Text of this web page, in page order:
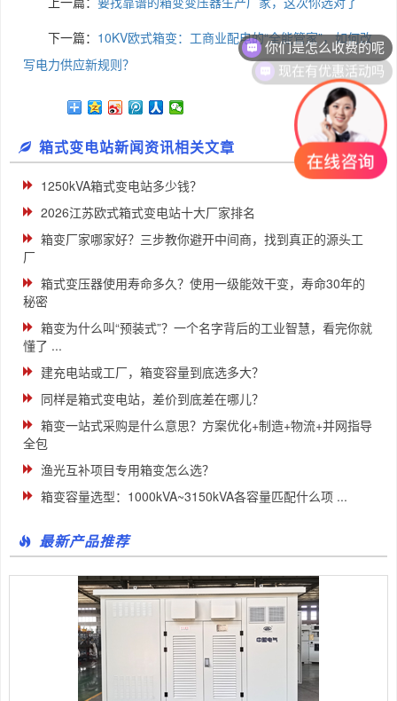
下一篇： 10KV欧式箱变：工商业配电的“全能管家”，如何改
写电力供应新规则？
箱式变电站新闻资讯相关文章
1250kVA箱式变电站多少钱？
2026江苏欧式箱式变电站十大厂家排名
箱变厂家哪家好？三步教你避开中间商，找到真正的源头工
厂
箱式变压器使用寿命多久？使用一级能效干变，寿命30年的
秘密
箱变为什么叫“预装式”？一个名字背后的工业智慧，看完你就
懂了 ...
建充电站或工厂，箱变容量到底选多大？
同样是箱式变电站，差价到底差在哪儿？
箱变一站式采购是什么意思？方案优化+制造+物流+并网指导
全包
渔光互补项目专用箱变怎么选？
箱变容量选型：1000kVA~3150kVA各容量匹配什么项 ...
最新产品推荐
现在有优惠活动吗